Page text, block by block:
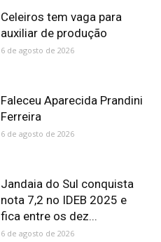
Celeiros tem vaga para
auxiliar de produção
6 de agosto de 2026
Faleceu Aparecida Prandini
Ferreira
6 de agosto de 2026
Jandaia do Sul conquista
nota 7,2 no IDEB 2025 e
fica entre os dez...
6 de agosto de 2026